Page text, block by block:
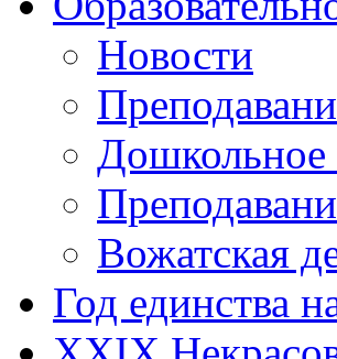
Новости
Дошкольное
Вожатская
Год единства